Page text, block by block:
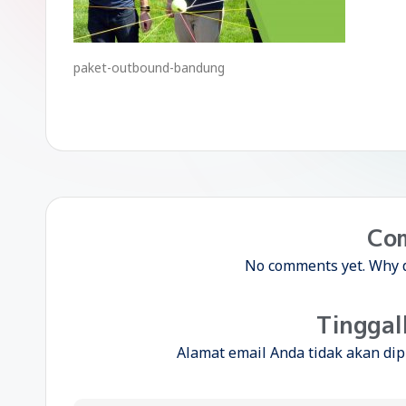
paket-outbound-bandung
No comments yet. Why
Alamat email Anda tidak akan